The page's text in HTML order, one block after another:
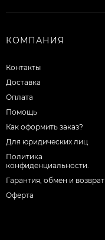
КОМПАНИЯ
Контакты
Доставка
Оплата
Помощь
Как оформить заказ?
Для юридических лиц
Политика
конфиденциальности.
Гарантия, обмен и возврат
Оферта